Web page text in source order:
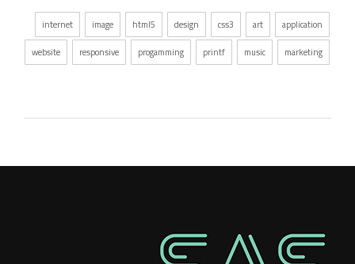
application
art
css3
design
html5
image
internet
marketing
music
printf
progamming
responsive
website